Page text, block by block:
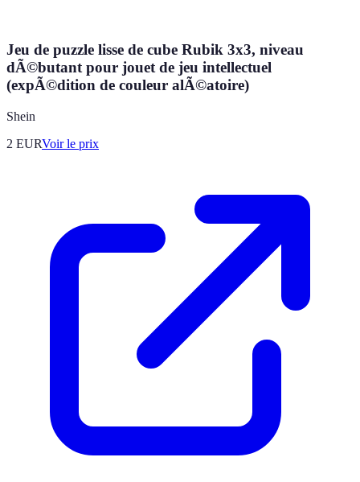
Jeu de puzzle lisse de cube Rubik 3x3, niveau
dÃ©butant pour jouet de jeu intellectuel
(expÃ©dition de couleur alÃ©atoire)
Shein
2 EURVoir le prix